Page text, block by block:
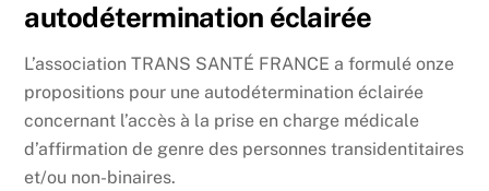
autodétermination éclairée
L’association TRANS SANTÉ FRANCE a formulé onze
propositions pour une autodétermination éclairée
concernant l’accès à la prise en charge médicale
d’affirmation de genre des personnes transidentitaires
et/ou non-binaires.